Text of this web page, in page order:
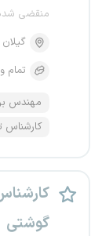
منقضی
گیلان
تمام
مهندس
کارشناس
گوشتی